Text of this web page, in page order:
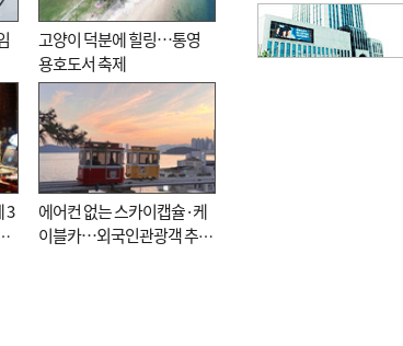
고양이 덕분에 힐링…통영
용호도서 축제
3
에어컨 없는 스카이캡슐·케
이블카…외국인관광객 추억